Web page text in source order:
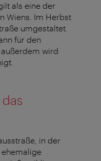
als eine der
Wiens. Im Herbst
umgestaltet.
für den
wird
in der